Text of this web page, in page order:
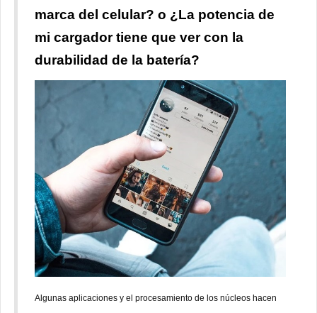
marca del celular? o ¿La potencia de
mi cargador tiene que ver con la
durabilidad de la batería?
Algunas aplicaciones y el procesamiento de los núcleos hacen